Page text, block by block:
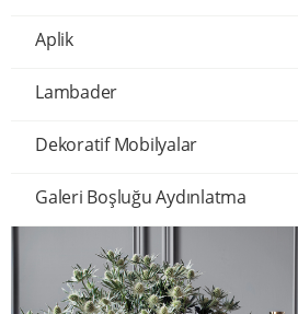
Aplik
Lambader
Dekoratif Mobilyalar
Galeri Boşluğu Aydınlatma